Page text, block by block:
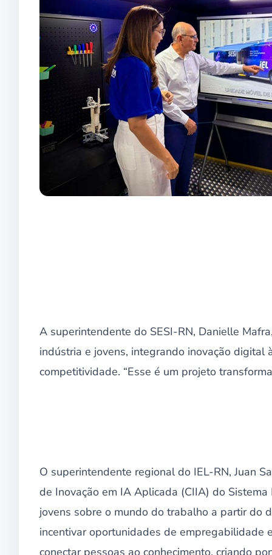
A superintendente do SESI-RN, Danielle
indústria e jovens, integrando inovação
competitividade. “Esse é um projeto
O superintendente regional do IEL-RN, Juan
de Inovação em IA Aplicada (CIIA) do
jovens sobre o mundo do trabalho a partir do
incentivar oportunidades de empregabilidade
conectar pessoas ao conhecimento, criando